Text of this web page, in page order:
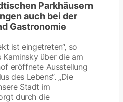
Parkhäusern
auch bei der
Gastronomie
ist eingetreten“, so
Kaminsky über die am
eröffnete Ausstellung
des Lebens“. „Die
Stadt im
durch die